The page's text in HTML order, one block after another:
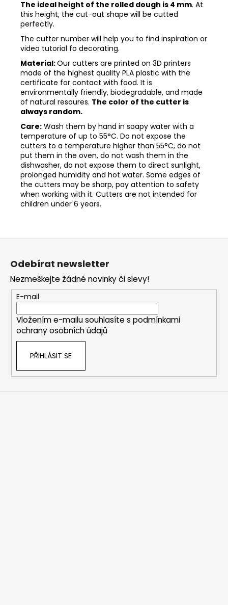
The ideal height of the rolled dough is 4 mm. At
this height, the cut-out shape will be cutted
perfectly.
The cutter number will help you to find inspiration or
video tutorial fo decorating.
Material:Our cutters are printed on 3D printers
made of the highest quality PLA plastic with the
certificate for contact with food. It is
environmentally friendly, biodegradable, and made
of natural resoures. The color of the cutter is
always random.
Care: Wash them by hand in soapy water with a
temperature of up to 55°C. Do not expose the
cutters to a temperature higher than 55°C, do not
put them in the oven, do not wash them in the
dishwasher, do not expose them to direct sunlight,
prolonged humidity and hot water. Some edges of
the cutters may be sharp, pay attention to safety
when working with it. Cutters are not intended for
children under 6 years.
Z
Odebírat newsletter
Nezmeškejte žádné novinky či slevy!
E-mail
Vložením e-mailu souhlasíte s podmínkami
ochrany osobních údajů
PŘIHLÁSIT SE